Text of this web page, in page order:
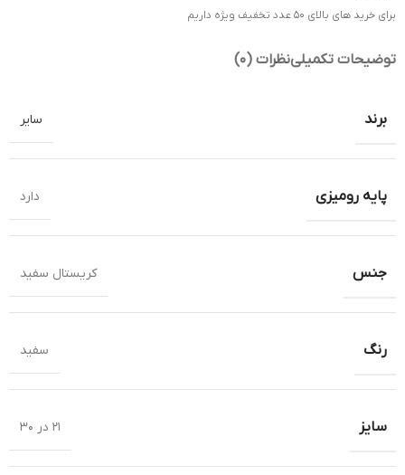
برای خرید های بالای 50 عدد تخفیف ویژه داریم
توضیحات تکمیلینظرات (0)
برند سایر
پایه رومیزی دارد
جنس کریستال سفید
رنگ سفید
سایز 21 در 30